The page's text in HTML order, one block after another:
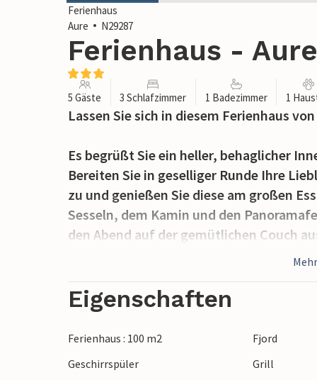
Ferienhaus
Aure
N29287
Ferienhaus -
5 Gäste 3 Schlafzimmer 1 Badezimmer 1
Lassen Sie sich in diesem Ferienhaus
Es begrüßt Sie ein heller, behaglicher
Bereiten Sie in geselliger Runde Ihre
zu und genießen Sie diese am großen
Sesseln, dem Kamin und den
den Abend auf der gemütlichen Couch
Buch oder einem Film bequem. Fühlen
Der Außenbereich begeistert mit einem
Genießen Sie ruhige Stunden auf der
stimmungsvollen Grillabenden und
genießen.
Eigenschaften
Ferienhaus : 100 m2 Fjord
Geschirrspüler
Grill